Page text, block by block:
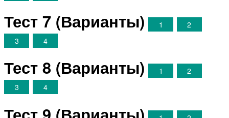
Тест 7 (Варианты) 1
2
3
4
Тест 8 (Варианты) 1
2
3
4